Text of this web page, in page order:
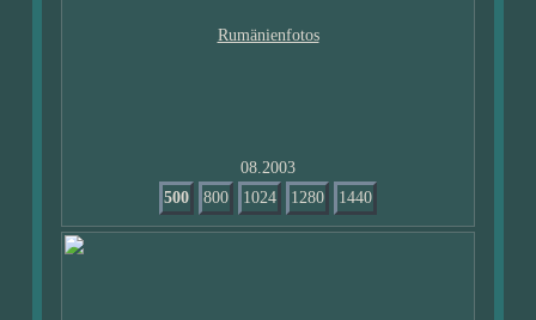
08.2003
500
800 1024 1280 1440